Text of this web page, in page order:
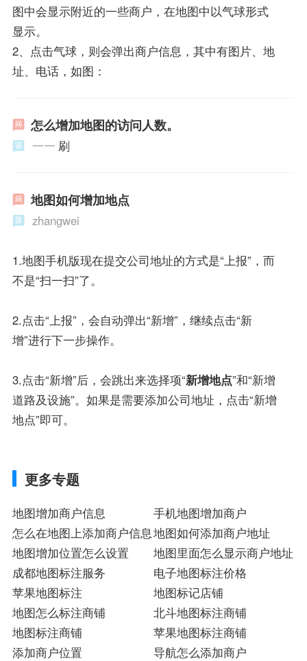
图中会显示附近的一些商户，在地图中以气球形式
显示。
2、点击气球，则会弹出商户信息，其中有图片、地
址、电话，如图：
怎么增加地图的访问人数。
一一 刷
地图如何增加地点
zhangwei
1.地图手机版现在提交公司地址的方式是“上报”，而
不是“扫一扫”了。
2.点击“上报”，会自动弹出“新增”，继续点击“新
增”进行下一步操作。
3.点击“新增”后，会跳出来选择项“新增地点”和“新增
道路及设施”。如果是需要添加公司地址，点击“新增
地点”即可。
更多专题
地图增加商户信息
手机地图增加商户
怎么在地图上添加商户信息地图如何添加商户地址
地图增加位置怎么设置
地图里面怎么显示商户地址
成都地图标注服务
电子地图标注价格
苹果地图标注
地图标记店铺
地图怎么标注商铺
北斗地图标注商铺
地图标注商铺
苹果地图标注商铺
添加商户位置
导航怎么添加商户